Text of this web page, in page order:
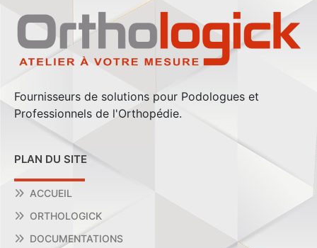
Fournisseurs de solutions pour Podologues et
Professionnels de l'Orthopédie.
PLAN DU SITE
ACCUEIL
ORTHOLOGICK
DOCUMENTATIONS